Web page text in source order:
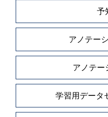
予
アノテー
アノテー
学習用データ